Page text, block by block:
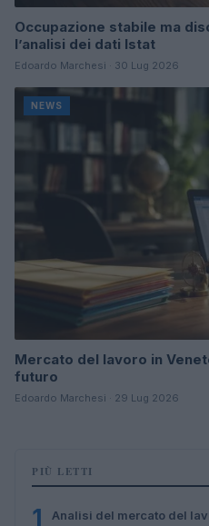
Occupazione stabile ma
l’analisi dei dati Istat
Edoardo Marchesi · 30 Lug 2026
NEWS
Mercato del lavoro in
futuro
Edoardo Marchesi · 29 Lug 2026
PIÙ LETTI
1
Analisi del mercato del